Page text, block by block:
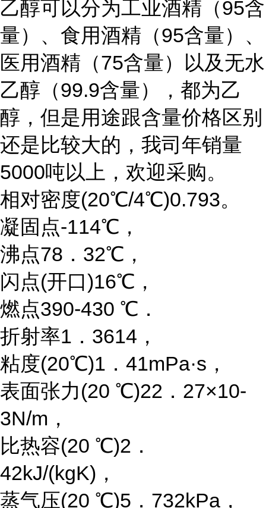
乙醇可以分为工业酒精（95含
量）、食用酒精（95含量）、
医用酒精（75含量）以及无水
乙醇（99.9含量），都为乙
醇，但是用途跟含量价格区别
还是比较大的，我司年销量
5000吨以上，欢迎采购。
相对密度(20℃/4℃)0.793。
凝固点-114℃，
沸点78．32℃，
闪点(开口)16℃，
燃点390-430 ℃．
折射率1．3614，
粘度(20℃)1．41mPa·s，
表面张力(20 ℃)22．27×10-
3N/m，
比热容(20 ℃)2．
42kJ/(kgK)，
蒸气压(20 ℃)5．732kPa，